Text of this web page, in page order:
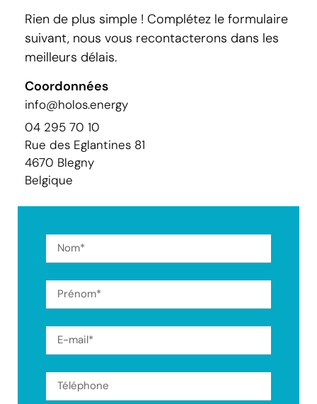
Rien de plus simple ! Complétez le formulaire
suivant, nous vous recontacterons dans les
meilleurs délais.
Coordonnées
info@holos.energy
04 295 70 10
Rue des Eglantines 81
4670 Blegny
Belgique